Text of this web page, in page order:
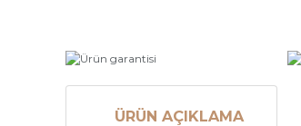
ÜRÜN AÇIKLAMA